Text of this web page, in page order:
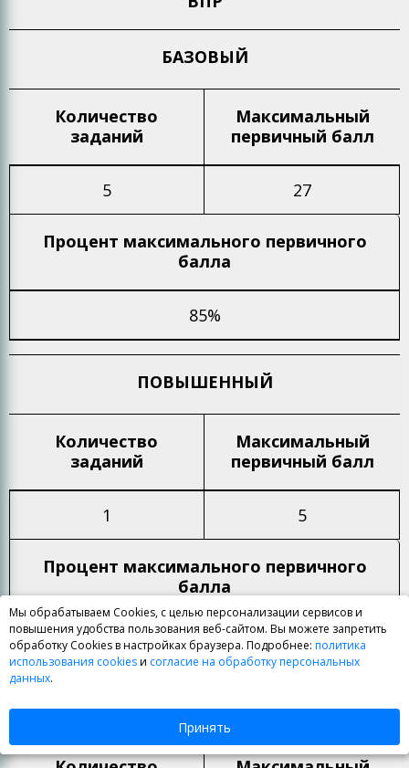
БАЗОВЫЙ
Количество
заданий
Максимальный
первичный балл
5 27
Процент максимального первичного
балла
85%
ПОВЫШЕННЫЙ
Количество
заданий
Максимальный
первичный балл
1 5
Процент максимального первичного
балла
15%
ИТОГО
Мы обрабатываем Cookies, с целью персонализации сервисов и
повышения удобства пользования веб-сайтом. Вы можете запретить
обработку Cookies в настройках браузера. Подробнее: политика
использования cookiesи согласие на обработку персональных
данных.
Принять